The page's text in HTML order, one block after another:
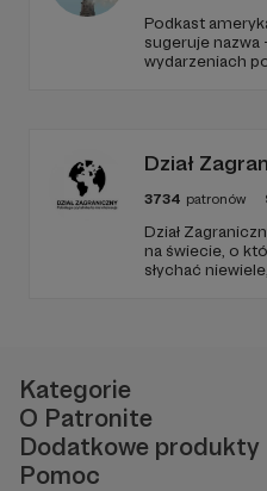
Podkast
sugeruje
wydarzeniach
Dział
3734 patronów
Dział
na świecie, o
słychać
Kategorie
O Patronite
Dodatkowe produkty
Pomoc